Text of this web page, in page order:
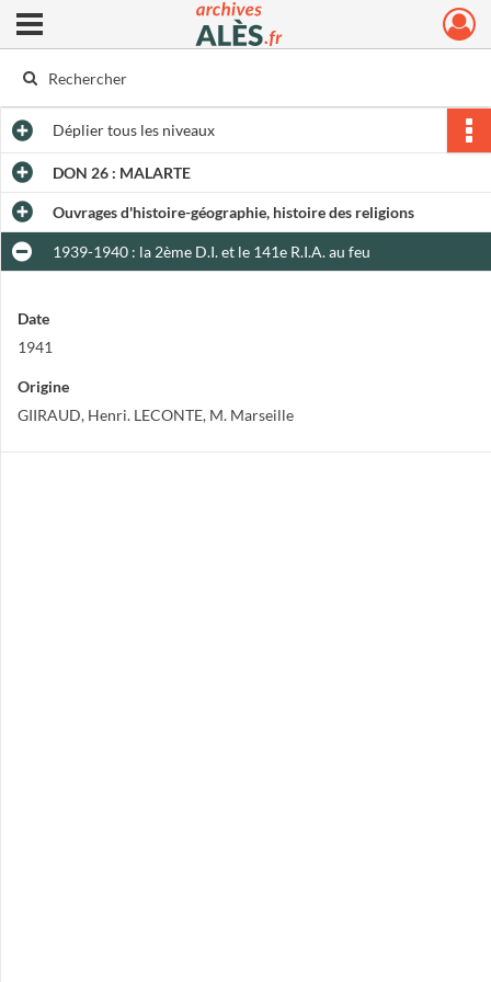
Archives municipales d'Alès
Ouvrir le menu déroulant
Dépliertous les niveaux
DON 26 : MALARTE
Ouvrages d'histoire-géographie, histoire des religions
1939-1940 : la 2ème D.I. et le 141e R.I.A. au feu
Date
1941
Origine
GIIRAUD, Henri. LECONTE, M. Marseille